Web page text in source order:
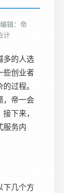
编辑：帝
计
多的人选
些创业者
过程。
，帝一会
下来，
服务内
下几个方